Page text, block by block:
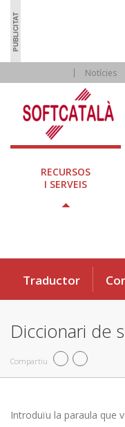
Notícies
RECURSOS
I SERVEIS
Traductor
Diccionari de
Compartiu
Introduïu la paraula que